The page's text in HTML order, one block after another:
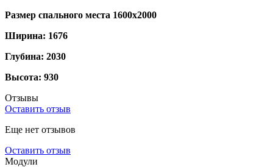
Размер спального места 1600х2000
Ширина: 1676
Глубина: 2030
Высота: 930
Отзывы
Оставить отзыв
Еще нет отзывов
Оставить отзыв
Модули